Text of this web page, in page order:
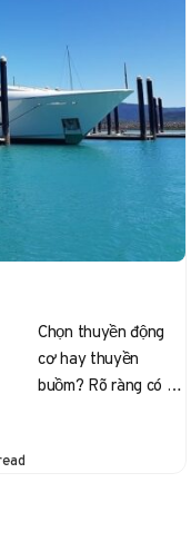
Chọn thuyền động
cơ hay thuyền
buồm? Rõ ràng có sự